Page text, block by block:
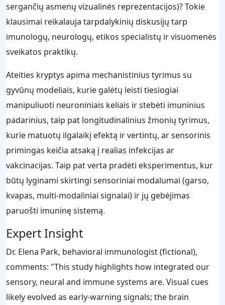
sergančių asmenų vizualinės reprezentacijos)? Tokie
klausimai reikalauja tarpdalykinių diskusijų tarp
imunologų, neurologų, etikos specialistų ir visuomenės
sveikatos praktikų.
Ateities kryptys apima mechanistinius tyrimus su
gyvūnų modeliais, kurie galėtų leisti tiesiogiai
manipuliuoti neuroniniais keliais ir stebėti imuninius
padarinius, taip pat longitudinalinius žmonių tyrimus,
kurie matuotų ilgalaikį efektą ir vertintų, ar sensorinis
primingas keičia atsaką į realias infekcijas ar
vakcinacijas. Taip pat verta pradėti eksperimentus, kur
būtų lyginami skirtingi sensoriniai modalumai (garso,
kvapas, multi-modaliniai signalai) ir jų gebėjimas
paruošti imuninę sistemą.
Expert Insight
Dr. Elena Park, behavioral immunologist (fictional),
comments: "This study highlights how integrated our
sensory, neural and immune systems are. Visual cues
likely evolved as early-warning signals; the brain